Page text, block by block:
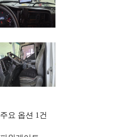
주요 옵션 1 건